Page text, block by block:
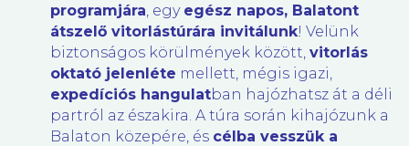
programjára , egy egész napos, Balatont
átszelő vitorlástúrára invitálunk! Velünk
biztonságos körülmények között, vitorlás
oktató jelenléte mellett, mégis igazi,
expedíciós hangulatban hajózhatsz át a déli
partról az északira. A túra során kihajózunk a
Balaton közepére, és célba vesszük a